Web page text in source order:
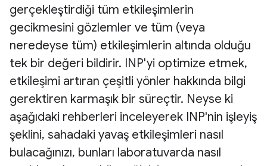
gerçekleştirdiği tüm etkileşimlerin
gecikmesini gözlemler ve tüm (veya
neredeyse tüm) etkileşimlerin altında olduğu
tek bir değeri bildirir. INP'yi optimize etmek,
etkileşimi artıran çeşitli yönler hakkında bilgi
gerektiren karmaşık bir süreçtir. Neyse ki
aşağıdaki rehberleri inceleyerek INP'nin işleyiş
şeklini, sahadaki yavaş etkileşimleri nasıl
bulacağınızı, bunları laboratuvarda nasıl